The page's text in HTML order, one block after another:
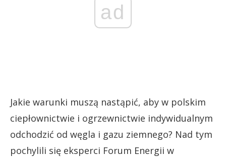
ad
Jakie warunki muszą nastąpić, aby w polskim
ciepłownictwie i ogrzewnictwie indywidualnym
odchodzić od węgla i gazu ziemnego? Nad tym
pochylili się eksperci Forum Energii w